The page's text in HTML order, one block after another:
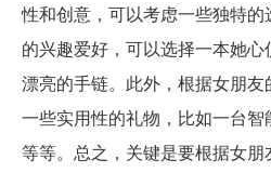
性和创意，可以考虑一些独特
的兴趣爱好，可以选择一本她
漂亮的手链。此外，根据女朋
一些实用性的礼物，比如一台
等等。总之，关键是要根据女